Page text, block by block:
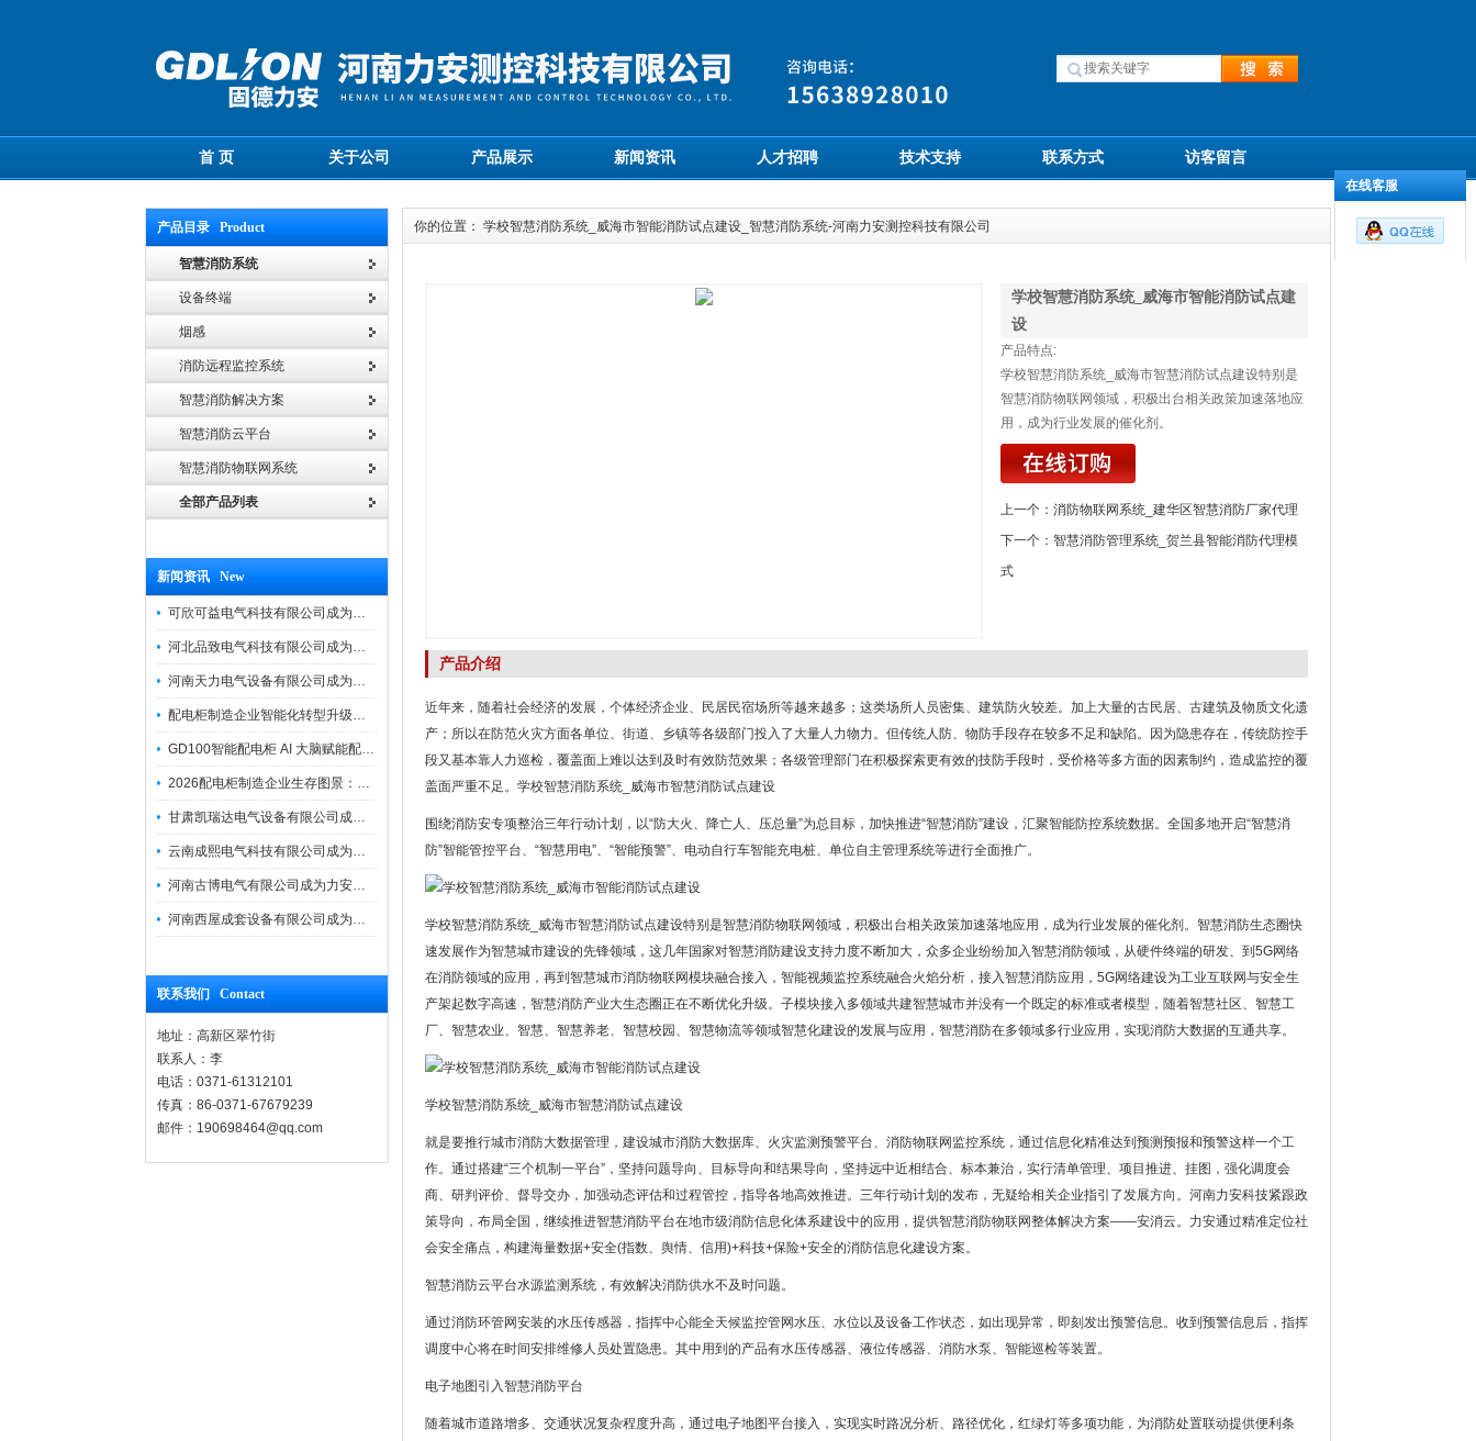
首 页 关于公司 产品展示 新闻资讯 人才招聘 技术支持 联系方式 访客留言
产品目录 Product
智慧消防系统
设备终端
烟感
消防远程监控系统
智慧消防解决方案
智慧消防云平台
智慧消防物联网系统
全部产品列表
新闻资讯 New
可欣可益电气科技有限公司成为力安电易云战略合作伙伴，共创智能配电新未来
河北品致电气科技有限公司成为力安电易云战略合作伙伴，共创智能配电新未来
河南天力电气设备有限公司成为力安电易云战略合作伙伴，共创智能配电新未来
配电柜制造企业智能化转型升级研讨会在力安成功举办
GD100智能配电柜 AI 大脑赋能配电柜制造企业高压一键顺控！
2026配电柜制造企业生存图景：市场、政策与智能化转型路径
甘肃凯瑞达电气设备有限公司成为电易云战略合作伙伴，共创智能配电新未来
云南成熙电气科技有限公司成为力安电易云战略合作伙伴，共创智能配电新未来
河南古博电气有限公司成为力安电易云战略合作伙伴，共创智能配电新未来！
河南西屋成套设备有限公司成为力安电易云战略合作伙伴，共创智能配电新未来
联系我们 Contact
地址：高新区翠竹街
联系人：李
电话：0371-61312101
传真：86-0371-67679239
邮件：190698464@qq.com
你的位置： 学校智慧消防系统_威海市智能消防试点建设_智慧消防系统-河南力安测控科技有限公司
学校智慧消防系统_威海市智能消防试点建
设
产品特点:
学校智慧消防系统_威海市智慧消防试点建设特别是
智慧消防物联网领域，积极出台相关政策加速落地应
用，成为行业发展的催化剂。
上一个： 消防物联网系统_建华区智慧消防厂家代理
下一个： 智慧消防管理系统_贺兰县智能消防代理模
式
产品介绍
近年来，随着社会经济的发展，个体经济企业、民居民宿场所等越来越多；这类场所人员密集、建筑防火较差。加上大量的古民居、古建筑及物质文化遗
产；所以在防范火灾方面各单位、街道、乡镇等各级部门投入了大量人力物力。但传统人防、物防手段存在较多不足和缺陷。因为隐患存在，传统防控手
段又基本靠人力巡检，覆盖面上难以达到及时有效防范效果；各级管理部门在积极探索更有效的技防手段时，受价格等多方面的因素制约，造成监控的覆
盖面严重不足。学校智慧消防系统_威海市智慧消防试点建设
围绕消防安专项整治三年行动计划，以“防大火、降亡人、压总量”为总目标，加快推进“智慧消防”建设，汇聚智能防控系统数据。全国多地开启“智慧消
防”智能管控平台、“智慧用电”、“智能预警”、电动自行车智能充电桩、单位自主管理系统等进行全面推广。
学校智慧消防系统_威海市智慧消防试点建设特别是智慧消防物联网领域，积极出台相关政策加速落地应用，成为行业发展的催化剂。智慧消防生态圈快
速发展作为智慧城市建设的先锋领域，这几年国家对智慧消防建设支持力度不断加大，众多企业纷纷加入智慧消防领域，从硬件终端的研发、到5G网络
在消防领域的应用，再到智慧城市消防物联网模块融合接入，智能视频监控系统融合火焰分析，接入智慧消防应用，5G网络建设为工业互联网与安全生
产架起数字高速，智慧消防产业大生态圈正在不断优化升级。子模块接入多领域共建智慧城市并没有一个既定的标准或者模型，随着智慧社区、智慧工
厂、智慧农业、智慧、智慧养老、智慧校园、智慧物流等领域智慧化建设的发展与应用，智慧消防在多领域多行业应用，实现消防大数据的互通共享。
学校智慧消防系统_威海市智慧消防试点建设
就是要推行城市消防大数据管理，建设城市消防大数据库、火灾监测预警平台、消防物联网监控系统，通过信息化精准达到预测预报和预警这样一个工
作。通过搭建“三个机制一平台”，坚持问题导向、目标导向和结果导向，坚持远中近相结合、标本兼治，实行清单管理、项目推进、挂图，强化调度会
商、研判评价、督导交办，加强动态评估和过程管控，指导各地高效推进。三年行动计划的发布，无疑给相关企业指引了发展方向。河南力安科技紧跟政
策导向，布局全国，继续推进智慧消防平台在地市级消防信息化体系建设中的应用，提供智慧消防物联网整体解决方案——安消云。力安通过精准定位社
会安全痛点，构建海量数据+安全(指数、舆情、信用)+科技+保险+安全的消防信息化建设方案。
智慧消防云平台水源监测系统，有效解决消防供水不及时问题。
通过消防环管网安装的水压传感器，指挥中心能全天候监控管网水压、水位以及设备工作状态，如出现异常，即刻发出预警信息。收到预警信息后，指挥
调度中心将在时间安排维修人员处置隐患。其中用到的产品有水压传感器、液位传感器、消防水泵、智能巡检等装置。
电子地图引入智慧消防平台
随着城市道路增多、交通状况复杂程度升高，通过电子地图平台接入，实现实时路况分析、路径优化，红绿灯等多项功能，为消防处置联动提供便利条
在线客服